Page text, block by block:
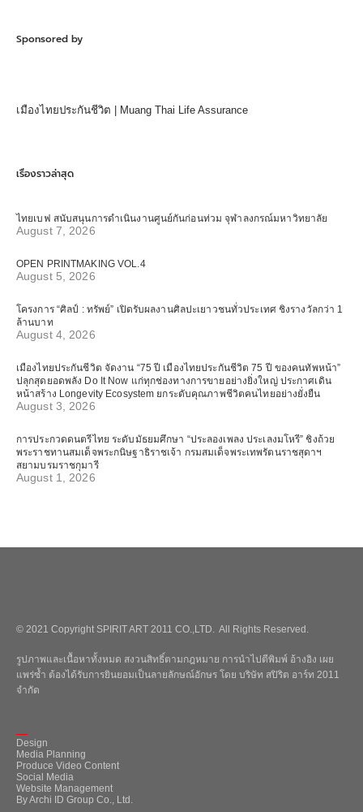
Sponsored by
เมืองไทยประกันชีวิต | Muang Thai Life Assurance
เรื่องราวล่าสุด
ไทยเบฟ สนับสนุนการดำเนินงานศูนย์กันก่อนท่วม จุฬาลงกรณ์มหาวิทยาลัย
August 7, 2026
OPEN PRINTMAKING VOL.4
August 5, 2026
โครงการ “ศิลป์ : ทรัพย์” เปิดรับผลงานศิลปะเยาวชนทั่วประเทศ ชิงรางวัลกว่า 1
ล้านบาท
August 4, 2026
เมืองไทยประกันชีวิต จัดงาน “75 ปี เมืองไทยประกันชีวิต 75 ปี ของคนทัพหน้า”
ปลุกสุดยอดพลัง Do It Now แก่ทุกช่องทางการขายอย่างยิ่งใหญ่ ประกาศเดิน
หน้าสร้าง Longevity Ecosystem ยกระดับคุณภาพชีวิตคนไทยอย่างยั่งยืน
August 3, 2026
การประกวดดนตรีไทย ระดับมัธยมศึกษา “ประลองเพลง ประเลงมโหรี” ชิงถ้วย
พระราชทานสมเด็จพระกนิษฐาธิราชเจ้า กรมสมเด็จพระเทพรัตนราชสุดาฯ
สยามบรมราชกุมารี
August 1, 2026
© 2021 Copyright SPIRIT ART 2011 CO.,LTD. All Rights Reserved.
รูปภาพและเนื้อหาทั้งหมด สงวนสิทธิ์ตามกฎหมาย การนำไปตีพิมพ์ อ้างอิง เผย
แพร่ซ้ำ ต้องได้รับการยินยอมเป็นลายลักษณ์อักษร โดย บริษัท สปิริต อาร์ท 2011
จำกัด
Design
Media Planning
Produce Video Content
Social Media
Website Management
By Archi ID Group Co., Ltd.